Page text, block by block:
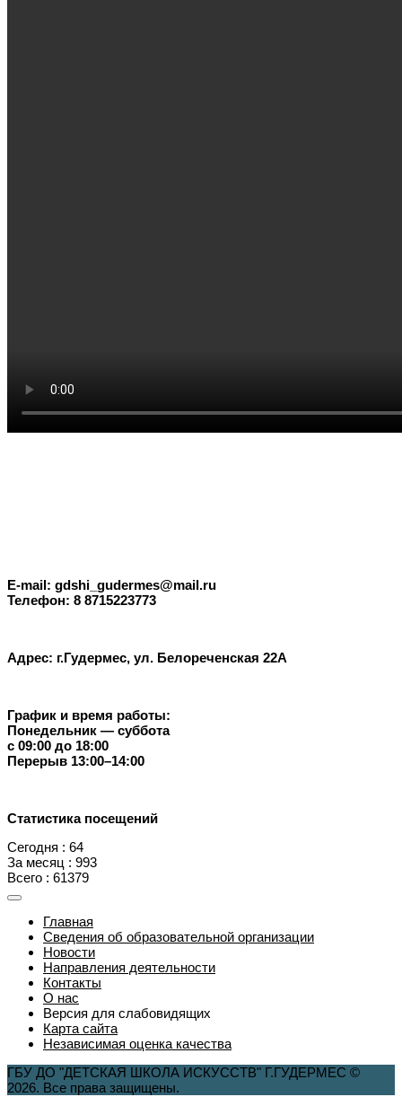
E-mail: gdshi_gudermes@mail.ru
Телефон: 8 8715223773
Адрес: г.Гудермес, ул. Белореченская 22А
График и время работы:
Понедельник — суббота
с 09:00 до 18:00
Перерыв 13:00–14:00
Статистика посещений
Сегодня : 64
За месяц : 993
Всего : 61379
Главная
Сведения об образовательной организации
Новости
Направления деятельности
Контакты
О нас
Версия для слабовидящих
Карта сайта
Независимая оценка качества
ГБУ ДО "ДЕТСКАЯ ШКОЛА ИСКУССТВ" Г.ГУДЕРМЕС ©
2026. Все права защищены.